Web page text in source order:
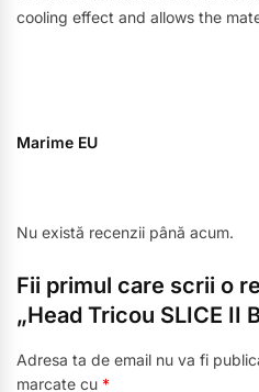
cooling effect and allows the
Marime EU
Nu există recenzii până acum.
Fii primul care scrii o
„Head Tricou SLICE II
Adresa ta de email nu va fi
marcate cu *